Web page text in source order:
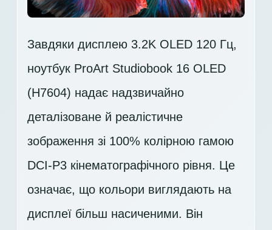
Завдяки дисплею 3.2K OLED 120 Гц,
ноутбук ProArt Studiobook 16 OLED
(H7604) надає надзвичайно
деталізоване й реалістичне
зображення зі 100% колірною гамою
DCI-P3 кінематографічного рівня. Це
означає, що кольори виглядають на
дисплеї більш насиченими. Він